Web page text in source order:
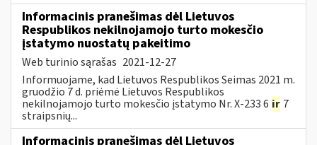
Informacinis pranešimas dėl Lietuvos
Respublikos nekilnojamojo turto mokesčio
įstatymo nuostatų pakeitimo
Web turinio sąrašas 2021-12-27
Informuojame, kad Lietuvos Respublikos Seimas 2021 m.
gruodžio 7 d. priėmė Lietuvos Respublikos
nekilnojamojo turto mokesčio įstatymo Nr. X-233 6 ir 7
straipsnių...
Informacinis pranešimas dėl Lietuvos